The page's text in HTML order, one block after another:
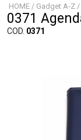
HOME / Gadget A-Z /
0371
COD. 0371